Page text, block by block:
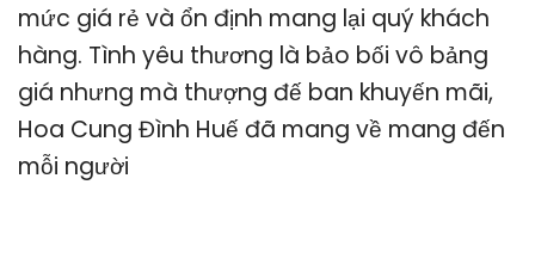
mức giá rẻ và ổn định mang lại quý khách
hàng. Tình yêu thương là bảo bối vô bảng
giá nhưng mà thượng đế ban khuyến mãi,
Hoa Cung Đình Huế đã mang về mang đến
mỗi người